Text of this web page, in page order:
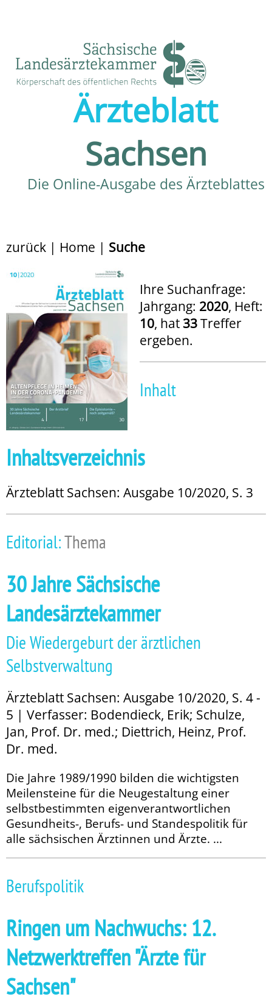
Ärzteblatt
Sachsen
Die Online-Ausgabe des Ärzteblattes
zurück | Home | Suche
Ihre Suchanfrage:
Jahrgang: 2020, Heft:
10, hat 33Treffer
ergeben.
Inhalt
Inhaltsverzeichnis
Ärzteblatt Sachsen: Ausgabe 10/2020, S. 3
Editorial:Thema
30 Jahre Sächsische
Landesärztekammer
Die Wiedergeburt der ärztlichen
Selbstverwaltung
Ärzteblatt Sachsen: Ausgabe 10/2020, S. 4 -
5 | Verfasser: Bodendieck, Erik; Schulze,
Jan, Prof. Dr. med.; Diettrich, Heinz, Prof.
Dr. med.
Die Jahre 1989/1990 bilden die wichtigsten
Meilensteine für die Neugestaltung einer
selbstbestimmten eigenverantwortlichen
Gesundheits-, Berufs- und Standespolitik für
alle sächsischen Ärztinnen und Ärzte. ...
Berufspolitik
Ringen um Nachwuchs: 12.
Netzwerktreffen "Ärzte für
Sachsen"